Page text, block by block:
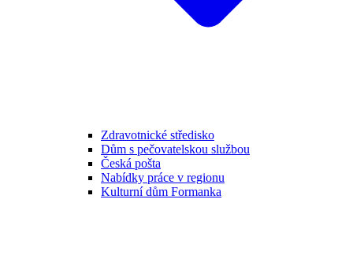
Zdravotnické středisko
Dům s pečovatelskou službou
Česká pošta
Nabídky práce v regionu
Kulturní dům Formanka